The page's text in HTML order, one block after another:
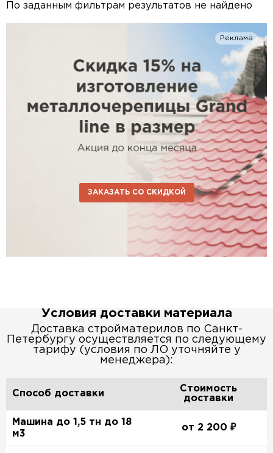
По заданным фильтрам результатов не найдено
Реклама
ЗАКАЗАТЬ СО СКИДКОЙ
Условия доставки материала
Доставка стройматерилов по Санкт-
Петербургу осуществляется по следующему
тарифу (условия по ЛО уточняйте у
менеджера):
Способ доставки
Стоимость
доставки
Машина до 1,5 тн до 18
м3
от 2 200 ₽